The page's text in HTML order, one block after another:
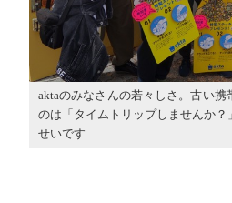
aktaのみなさんの若々しさ。古い携
のは「タイムトリップしませんか
せいです